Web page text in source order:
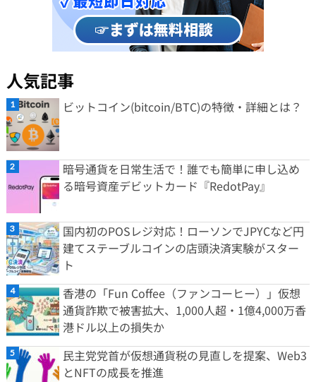
人気記事
ビットコイン(bitcoin/BTC)の特徴・詳細とは？
暗号通貨を日常生活で！誰でも簡単に申し込め
る暗号資産デビットカード『RedotPay』
国内初のPOSレジ対応！ローソンでJPYCなど円
建てステーブルコインの店頭決済実験がスター
ト
香港の「Fun Coffee（ファンコーヒー）」仮想
通貨詐欺で被害拡大、1,000人超・1億4,000万香
港ドル以上の損失か
民主党党首が仮想通貨税の見直しを提案、Web3
とNFTの成長を推進